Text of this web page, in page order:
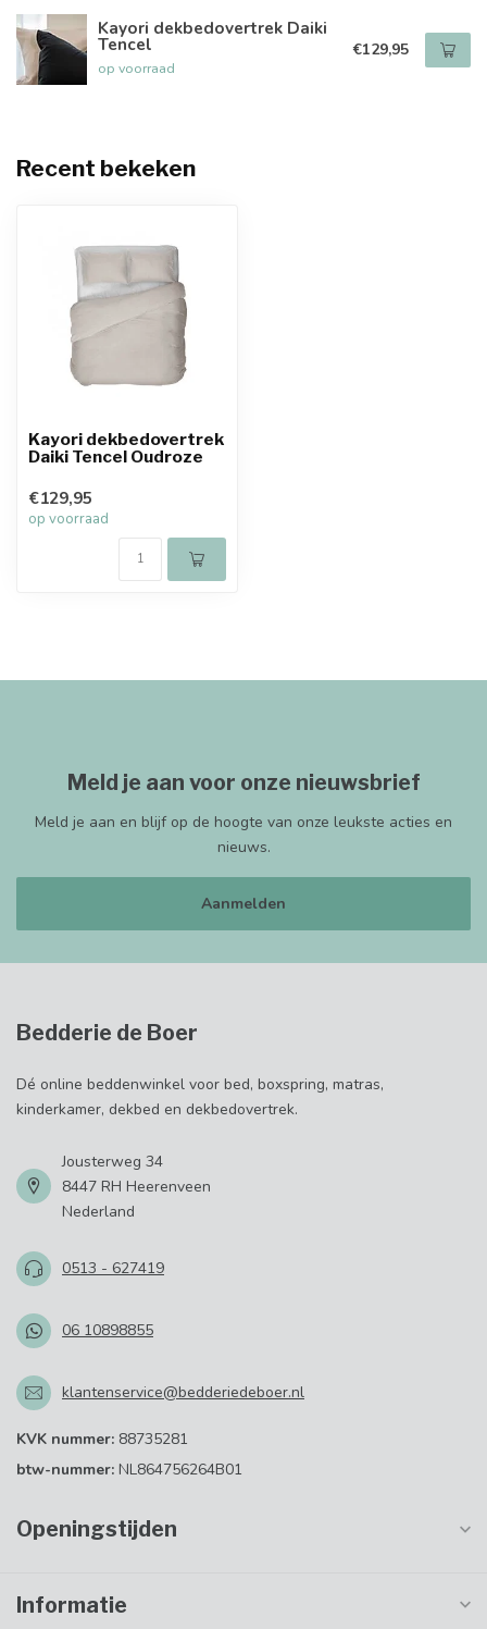
Kayori dekbedovertrek Daiki
Tencel
op voorraad
€129,95
Recent bekeken
Kayori dekbedovertrek
Daiki Tencel Oudroze
€129,95
op voorraad
Meld je aan voor onze nieuwsbrief
Meld je aan en blijf op de hoogte van onze leukste acties en
nieuws.
Aanmelden
Bedderie de Boer
Dé online beddenwinkel voor bed, boxspring, matras,
kinderkamer, dekbed en dekbedovertrek.
Jousterweg 34
8447 RH Heerenveen
Nederland
0513 - 627419
06 10898855
klantenservice@bedderiedeboer.nl
KVK nummer: 88735281
btw-nummer: NL864756264B01
Openingstijden
Informatie